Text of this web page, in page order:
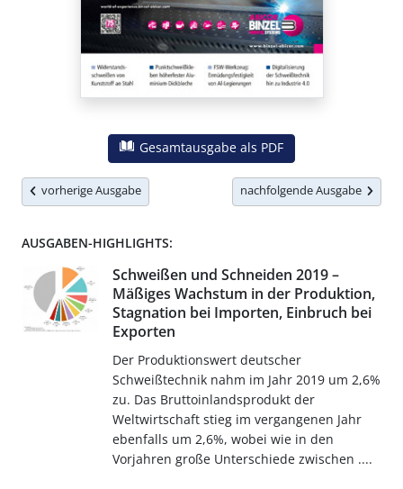
Gesamtausgabe als PDF
vorherige Ausgabe nachfolgende Ausgabe
AUSGABEN-HIGHLIGHTS:
Schweißen und Schneiden 2019 –
Mäßiges Wachstum in der Produktion,
Stagnation bei Importen, Einbruch bei
Exporten
Der Produktionswert deutscher
Schweißtechnik nahm im Jahr 2019 um 2,6%
zu. Das Bruttoinlandsprodukt der
Weltwirtschaft stieg im vergangenen Jahr
ebenfalls um 2,6%, wobei wie in den
Vorjahren große Unterschiede zwischen ....